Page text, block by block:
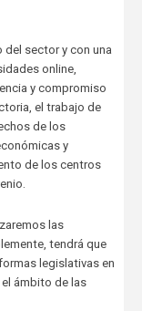
sector y con una
online,
y compromiso
el trabajo de
de los
y
de los centros
las
tendrá que
legislativas en
ámbito de las